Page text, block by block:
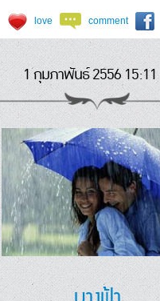
love comment
1 กุมภาพันธ์ 2556